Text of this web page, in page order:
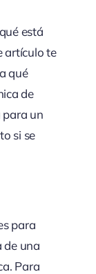
está
artículo te
qué
de
para un
si se
para
de una
Para